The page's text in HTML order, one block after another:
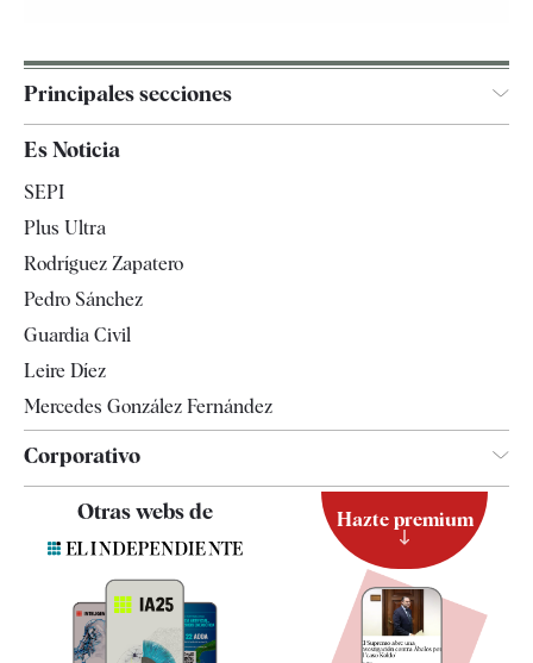
Principales secciones
Televisión
Es Noticia
SEPI
Plus Ultra
Rodríguez Zapatero
Pedro Sánchez
Guardia Civil
Leire Díez
Mercedes González Fernández
Corporativo
Quiénes somos
Otras webs de Hazte premium